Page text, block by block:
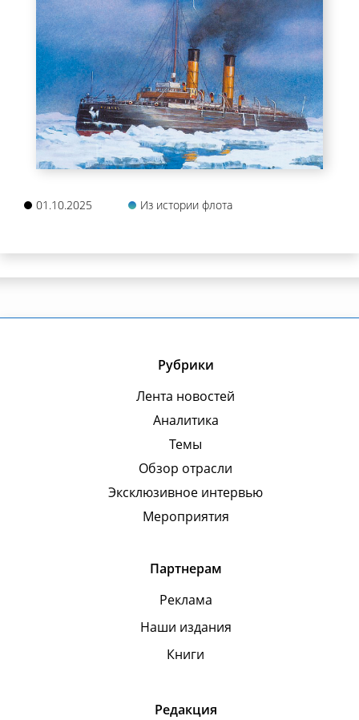
01.10.2025 Из истории флота
Рубрики
Лента новостей
Аналитика
Темы
Обзор отрасли
Эксклюзивное интервью
Мероприятия
Партнерам
Реклама
Наши издания
Книги
Редакция